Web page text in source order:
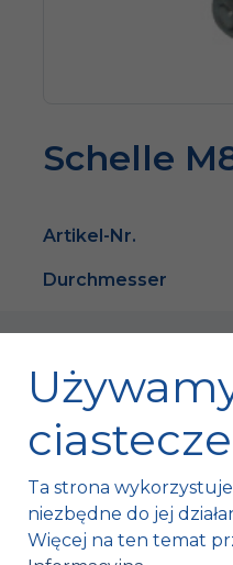
Schelle
Artikel-Nr.
Durchmesser
Mroczków 4a,
26-120 Bliżyn, Polska
Ta strona
niezbędne do jej
Więcej na ten temat